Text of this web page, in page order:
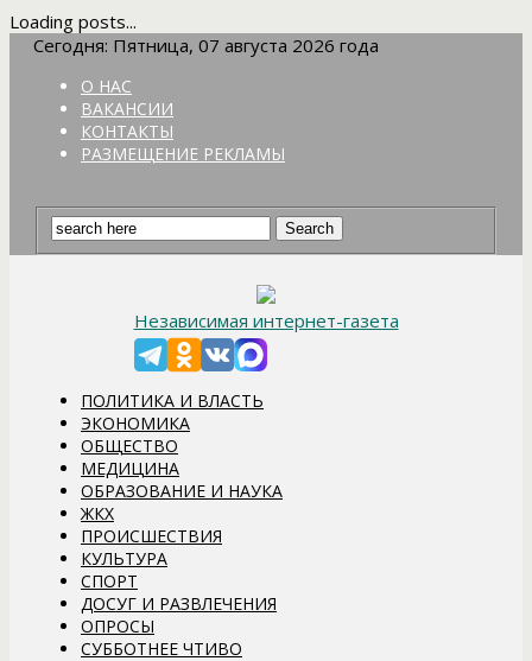
Loading posts...
Сегодня: Пятница, 07 августа 2026 года
О НАС
ВАКАНСИИ
КОНТАКТЫ
РАЗМЕЩЕНИЕ РЕКЛАМЫ
Независимая интернет-газета
ПОЛИТИКА И ВЛАСТЬ
ЭКОНОМИКА
ОБЩЕСТВО
МЕДИЦИНА
ОБРАЗОВАНИЕ И НАУКА
ЖКХ
ПРОИСШЕСТВИЯ
КУЛЬТУРА
СПОРТ
ДОСУГ И РАЗВЛЕЧЕНИЯ
ОПРОСЫ
СУББОТНЕЕ ЧТИВО